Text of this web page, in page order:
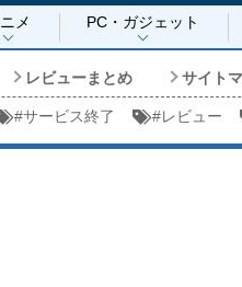
メ PC・ガジェット
レビューまとめ サイト
#サービス終了 #レビュー